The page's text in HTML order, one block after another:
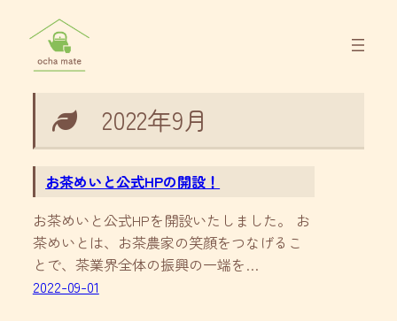
2022年9月
お茶めいと公式HPの開設！
お茶めいと公式HPを開設いたしました。 お
茶めいとは、お茶農家の笑顔をつなげるこ
とで、茶業界全体の振興の一端を…
2022-09-01